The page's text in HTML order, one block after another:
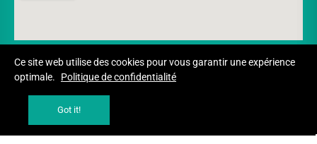
Ce site web utilise des cookies pour vous garantir une expérience
optimale.
Politique de confidentialité
Got it!